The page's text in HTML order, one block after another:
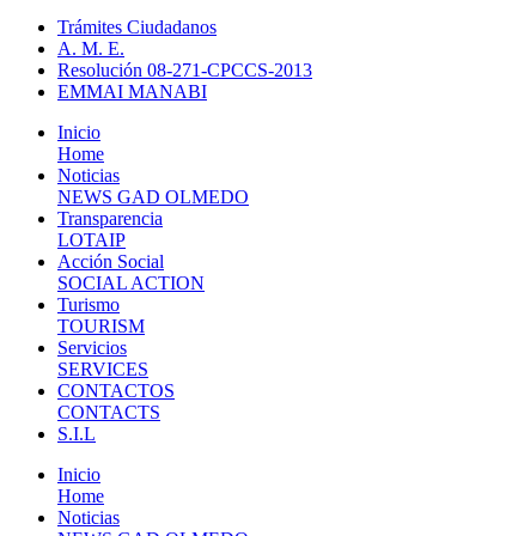
Trámites Ciudadanos
A. M. E.
Resolución 08-271-CPCCS-2013
EMMAI MANABI
Inicio
Home
Noticias
NEWS GAD OLMEDO
Transparencia
LOTAIP
Acción Social
SOCIAL ACTION
Turismo
TOURISM
Servicios
SERVICES
CONTACTOS
CONTACTS
S.I.L
Inicio
Home
Noticias